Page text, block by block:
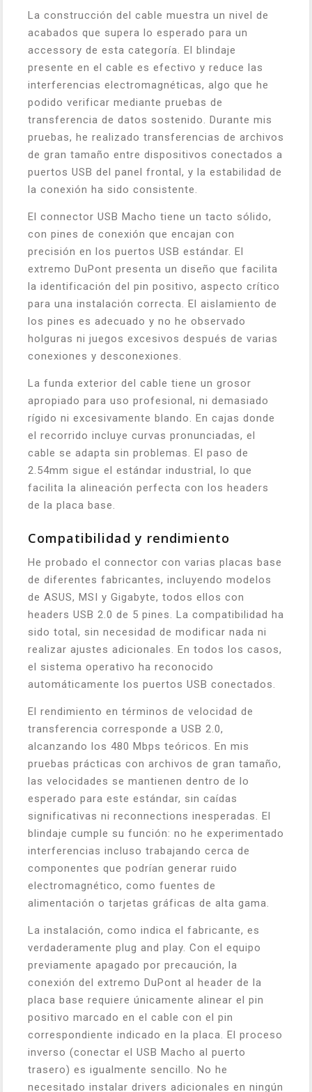
La construcción del cable muestra un nivel de
acabados que supera lo esperado para un
accessory de esta categoría. El blindaje
presente en el cable es efectivo y reduce las
interferencias electromagnéticas, algo que he
podido verificar mediante pruebas de
transferencia de datos sostenido. Durante mis
pruebas, he realizado transferencias de archivos
de gran tamaño entre dispositivos conectados a
puertos USB del panel frontal, y la estabilidad de
la conexión ha sido consistente.
El connector USB Macho tiene un tacto sólido,
con pines de conexión que encajan con
precisión en los puertos USB estándar. El
extremo DuPont presenta un diseño que facilita
la identificación del pin positivo, aspecto crítico
para una instalación correcta. El aislamiento de
los pines es adecuado y no he observado
holguras ni juegos excesivos después de varias
conexiones y desconexiones.
La funda exterior del cable tiene un grosor
apropiado para uso profesional, ni demasiado
rígido ni excesivamente blando. En cajas donde
el recorrido incluye curvas pronunciadas, el
cable se adapta sin problemas. El paso de
2.54mm sigue el estándar industrial, lo que
facilita la alineación perfecta con los headers
de la placa base.
Compatibilidad y rendimiento
He probado el connector con varias placas base
de diferentes fabricantes, incluyendo modelos
de ASUS, MSI y Gigabyte, todos ellos con
headers USB 2.0 de 5 pines. La compatibilidad ha
sido total, sin necesidad de modificar nada ni
realizar ajustes adicionales. En todos los casos,
el sistema operativo ha reconocido
automáticamente los puertos USB conectados.
El rendimiento en términos de velocidad de
transferencia corresponde a USB 2.0,
alcanzando los 480 Mbps teóricos. En mis
pruebas prácticas con archivos de gran tamaño,
las velocidades se mantienen dentro de lo
esperado para este estándar, sin caídas
significativas ni reconnections inesperadas. El
blindaje cumple su función: no he experimentado
interferencias incluso trabajando cerca de
componentes que podrían generar ruido
electromagnético, como fuentes de
alimentación o tarjetas gráficas de alta gama.
La instalación, como indica el fabricante, es
verdaderamente plug and play. Con el equipo
previamente apagado por precaución, la
conexión del extremo DuPont al header de la
placa base requiere únicamente alinear el pin
positivo marcado en el cable con el pin
correspondiente indicado en la placa. El proceso
inverso (conectar el USB Macho al puerto
trasero) es igualmente sencillo. No he
necesitado instalar drivers adicionales en ningún